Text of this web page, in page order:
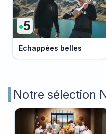
Echappées belles
Notre sélection